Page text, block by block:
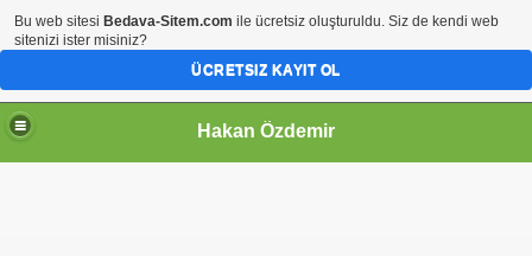
Hakan Özdemir
Bu web sitesi Bedava-Sitem.com ile ücretsiz oluşturuldu. Siz de kendi web
sitenizi ister misiniz?
ÜCRETSIZ KAYIT OL